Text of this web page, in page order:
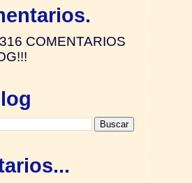
COMENTARIOS